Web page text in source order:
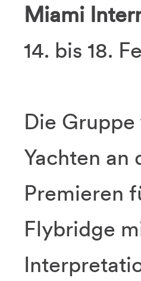
Miami
14. bis 18.
Die
Yachten an
Premieren
Flybridge